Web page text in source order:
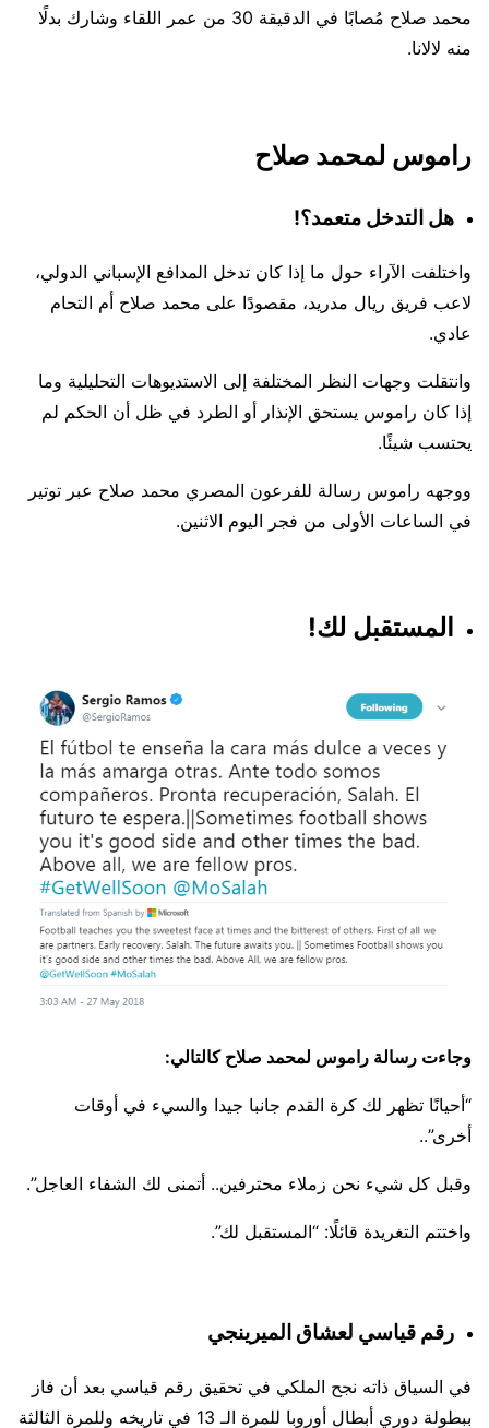
محمد صلاح مُصابًا في الدقيقة 30 من عمر اللقاء وشارك بدلًا
منه لالانا.
راموس لمحمد صلاح
هل التدخل متعمد؟!
واختلفت الآراء حول ما إذا كان تدخل المدافع الإسباني الدولي،
لاعب فريق ريال مدريد، مقصودًا على محمد صلاح أم التحام
عادي.
وانتقلت وجهات النظر المختلفة إلى الاستديوهات التحليلية وما
إذا كان راموس يستحق الإنذار أو الطرد في ظل أن الحكم لم
يحتسب شيئًا.
ووجهه راموس رسالة للفرعون المصري محمد صلاح عبر توتير
في الساعات الأولى من فجر اليوم الاثنين.
المستقبل لك!
وجاءت رسالة راموس لمحمد صلاح كالتالي:
“أحيانًا تظهر لك كرة القدم جانبا جيدا والسيء في أوقات
أخرى”..
وقبل كل شيء نحن زملاء محترفين.. أتمنى لك الشفاء العاجل”.
واختتم التغريدة قائلًا: “المستقبل لك”.
رقم قياسي لعشاق الميرينجي
في السياق ذاته نجح الملكي في تحقيق رقم قياسي بعد أن فاز
ببطولة دوري أبطال أوروبا للمرة الـ 13 في تاريخه وللمرة الثالثة